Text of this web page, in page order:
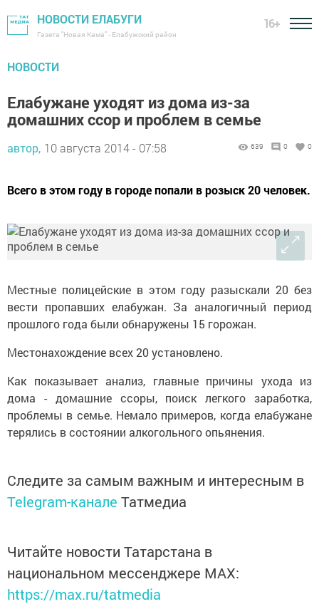
НОВОСТИ ЕЛАБУГИ
Газета "Новая Кама" - Елабужский район
16+
НОВОСТИ
Елабужане уходят из дома из-за
домашних ссор и проблем в семье
автор, 10 августа 2014 - 07:58 639 0 0
Всего в этом году в городе попали в розыск 20 человек.
Местные полицейские в этом году разыскали 20 без
вести пропавших елабужан. За аналогичный период
прошлого года были обнаружены 15 горожан.
Местонахождение всех 20 установлено.
Как показывает анализ, главные причины ухода из
дома - домашние ссоры, поиск легкого заработка,
проблемы в семье. Немало примеров, когда елабужане
терялись в состоянии алкогольного опьянения.
Следите за самым важным и интересным в
Telegram-канале Татмедиа
Читайте новости Татарстана в
национальном мессенджере MАХ:
https://max.ru/tatmedia